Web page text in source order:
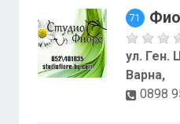
71
ул. Ген.
Варна,
0898